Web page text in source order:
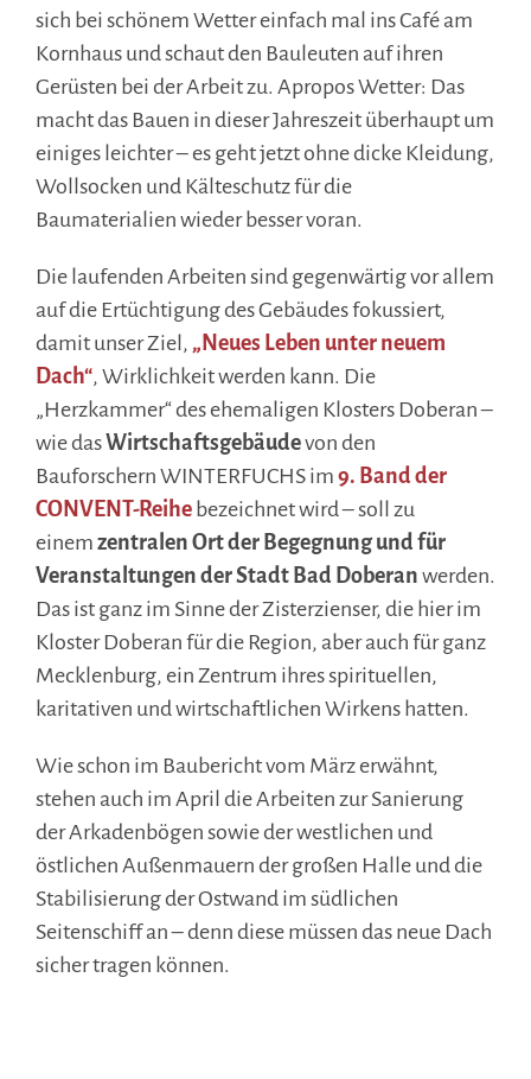
sich bei schönem Wetter einfach mal ins Café am
Kornhaus und schaut den Bauleuten auf ihren
Gerüsten bei der Arbeit zu. Apropos Wetter: Das
macht das Bauen in dieser Jahreszeit überhaupt um
einiges leichter – es geht jetzt ohne dicke Kleidung,
Wollsocken und Kälteschutz für die
Baumaterialien wieder besser voran.
Die laufenden Arbeiten sind gegenwärtig vor allem
auf die Ertüchtigung des Gebäudes fokussiert,
damit unser Ziel, „Neues Leben unter neuem
Dach“, Wirklichkeit werden kann. Die
„Herzkammer“ des ehemaligen Klosters Doberan –
wie dasWirtschaftsgebäudevon den
Bauforschern WINTERFUCHS im 9. Band der
CONVENT-Reihebezeichnet wird – soll zu
einem zentralen Ort der Begegnung und für
Veranstaltungen der Stadt Bad Doberan werden.
Das ist ganz im Sinne der Zisterzienser, die hier im
Kloster Doberan für die Region, aber auch für ganz
Mecklenburg, ein Zentrum ihres spirituellen,
karitativen und wirtschaftlichen Wirkens hatten.
Wie schon im Baubericht vom März erwähnt,
stehen auch im April die Arbeiten zur Sanierung
der Arkadenbögen sowie der westlichen und
östlichen Außenmauern der großen Halle und die
Stabilisierung der Ostwand im südlichen
Seitenschiff an – denn diese müssen das neue Dach
sicher tragen können.